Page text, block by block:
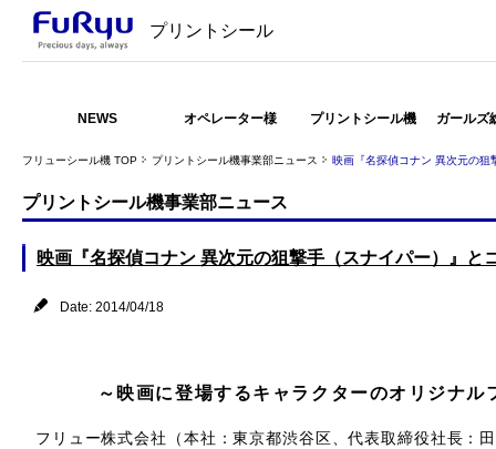
プリントシール
NEWS オペレーター様 プリントシール機 ガールズ
フリューシール機 TOP プリントシール機事業部ニュース 映画『名探偵コナン 異次元の狙
プリントシール機事業部ニュース
映画『名探偵コナン 異次元の狙撃手（スナイパー）』と
Date: 2014/04/18
～映画に登場するキャラクターのオリジナル
フリュー株式会社（本社：東京都渋谷区、代表取締役社長：